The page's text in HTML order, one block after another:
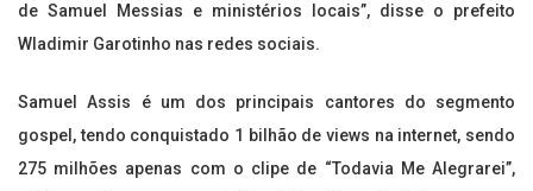
de Samuel Messias e ministérios locais”, disse o prefeito
Wladimir Garotinho nas redes sociais.
Samuel Assis é um dos principais cantores do segmento
gospel, tendo conquistado 1 bilhão de views na internet, sendo
275 milhões apenas com o clipe de “Todavia Me Alegrarei”,